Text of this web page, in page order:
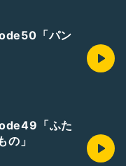
「パン
「ふた
の」